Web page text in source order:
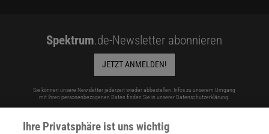
Spektrum.de-Newsletter abonnieren
JETZT ANMELDEN!
Sie können unsere Newsletter jederzeit wieder abbestellen. Infos zu unserem Umgang
mit Ihren personenbezogenen Daten finden Sie in unserer Datenschutzerklärung.
Ihre Privatsphäre ist uns wichtig